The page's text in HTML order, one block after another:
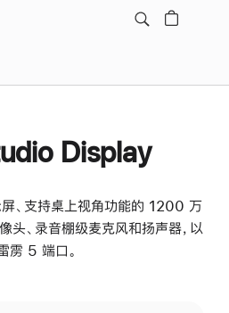
Display
、支持桌上视角功能的 1200 万
、录音棚级麦克风和扬声器，以
雳 5 端口。